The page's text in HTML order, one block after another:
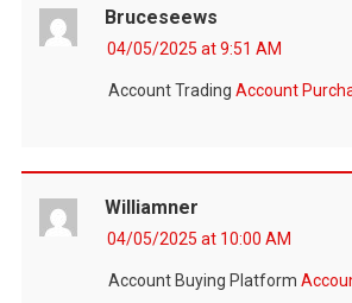
Bruceseews
04/05/2025 at 9:51 AM
Account Trading Account
Williamner
04/05/2025 at 10:00 AM
Account Buying Platform